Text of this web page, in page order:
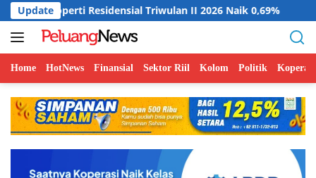
Langsung
ke
konten
Update Triwulan II 2026 Naik 0,69% Indonesia
Home HotNews Finansial Sektor Riil Kolom Politik Koperasi